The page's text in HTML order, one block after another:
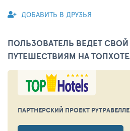
ДОБАВИТЬ В ДРУЗЬЯ
ПОЛЬЗОВАТЕЛЬ ВЕДЕТ СВОЙ
ПУТЕШЕСТВИЯМ НА
ПАРТНЕРСКИЙ ПРОЕКТ